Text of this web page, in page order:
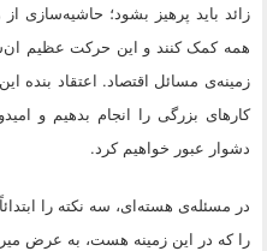
زائد باید پرهیز بشود؛
همه کمک کنند و این حرکت عظیم
زمینه‌ى مسائل اقتصاد. اعتقاد بنده
کارهاى بزرگى را انجام بدهیم و
دشوار عبور خواهیم کرد.
در مسئله‌ى هسته‌اى، سه نکته را
را که در این زمینه هست، به عرض